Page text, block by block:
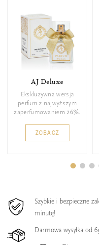
AJ Deluxe
Ekskluzywna wersja
perfum z najwyższym
zaperfumowaniem 26%.
ZOBACZ
Szybkie i bezpieczne
minutę!
Darmowa wysyłka od